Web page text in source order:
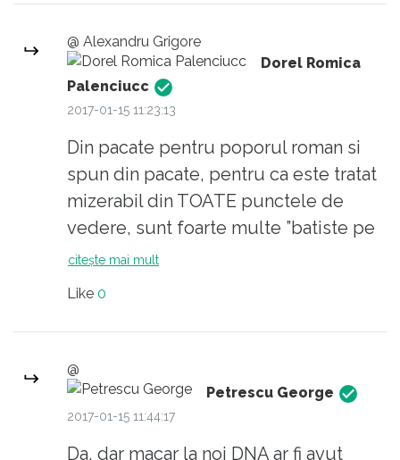
@ Alexandru Grigore
Dorel Romica
Palenciucc
2017-01-15 11:23:13
Din pacate pentru poporul roman si
spun din pacate, pentru ca este tratat
mizerabil din TOATE punctele de
vedere, sunt foarte multe ”batiste pe
țambal” in Romania. Cei intr-adevar
virtual, iar cei in masura care mai
reactioneaza totusi, o fac cu jumatate
de masura, cu doua degete. O Mass
Media ”proletara” (nu boieresca) si
niste preoți care sa fie de partea
citește mai mult
Like 0
@
Petrescu George
2017-01-15 11:44:17
Da, dar macar la noi DNA ar fi avut